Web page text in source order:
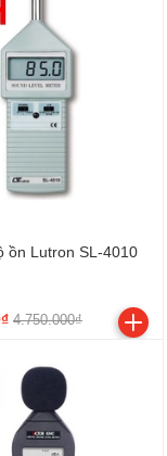
ồn Lutron SL-4010
4.750.000₫